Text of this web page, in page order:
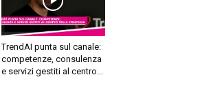
TrendAI punta sul canale:
competenze, consulenza
e servizi gestiti al centro...